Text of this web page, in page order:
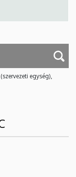
egység),